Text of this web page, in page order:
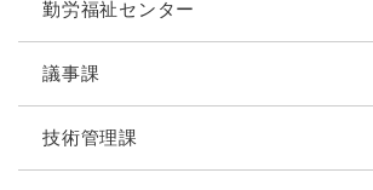
勤労福祉センター
議事課
技術管理課